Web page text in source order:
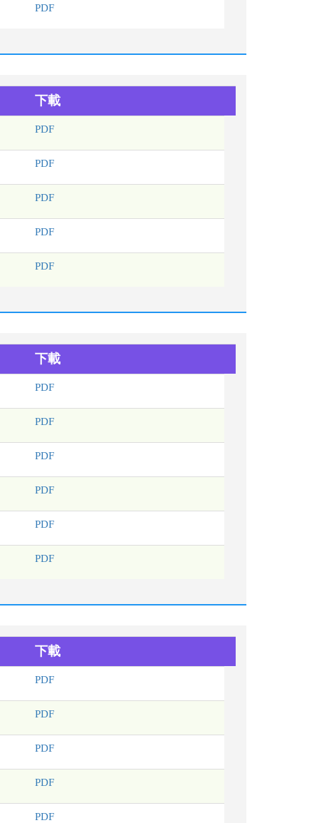
PDF
下載
PDF
PDF
PDF
PDF
PDF
下載
PDF
PDF
PDF
PDF
PDF
PDF
下載
PDF
PDF
PDF
PDF
PDF